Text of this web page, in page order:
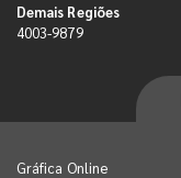
Demais Regiões
4003-9879
Gráfica Online